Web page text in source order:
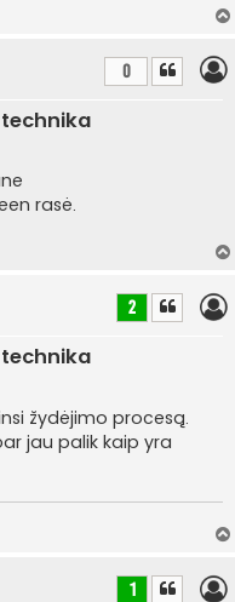
0
rasė.
2
žydėjimo procesą.
jau palik kaip yra
1